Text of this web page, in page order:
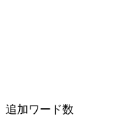
追加ワード数